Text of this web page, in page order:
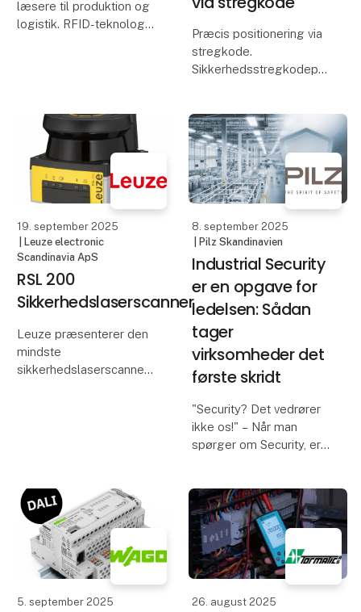
læsere til produktion og
logistik. RFID-teknologi
tilbyder en bred vifte af
RFID-læsere med
læseområder på op til 2
m, Eth
Præcis positionering via
stregkode.
PROFIsafe-
grænseflade. Dette gør
sikkerhedsfunktioner
særligt nemme at
implementere.
19. september 2025
| Leuze electronic
Scandinavia ApS
RSL 200
Sikkerhedslaserscanner
Leuze præsenterer den
mindste
sikkerhedslaserscanner
maskiner, AGV´er og
robotter. Takket være
dens minimale
8. september 2025
| Pilz Skandinavien
Industrial Security
er en opgave for
ledelsen: Sådan
tager
virksomheder det
første skridt
"Security? Det vedrører
ikke os!" – Når man
spørger om Security, er
maskinproducenter og -
driftsansvarlige. "Det er
vores IT-afdeling, der
har ansvaret for Security
5. september 2025
26. august 2025